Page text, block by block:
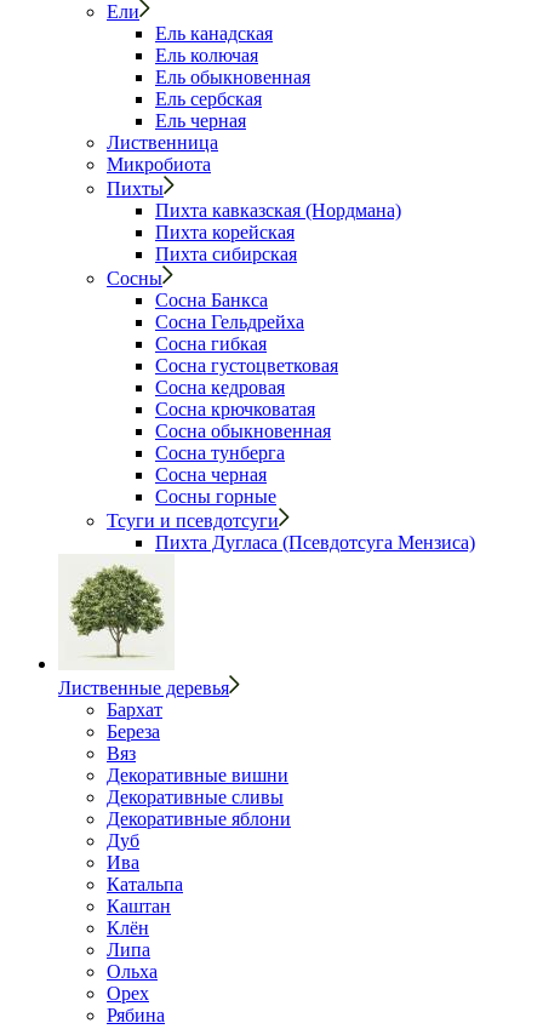
Ели
Ель канадская
Ель колючая
Ель обыкновенная
Ель сербская
Ель черная
Лиственница
Микробиота
Пихты
Пихта кавказская (Нордмана)
Пихта корейская
Пихта сибирская
Сосны
Сосна Банкса
Сосна Гельдрейха
Сосна гибкая
Сосна густоцветковая
Сосна кедровая
Сосна крючковатая
Сосна обыкновенная
Сосна тунберга
Сосна черная
Сосны горные
Тсуги и псевдотсуги
Пихта Дугласа (Псевдотсуга Мензиса)
Лиственные деревья
Бархат
Береза
Вяз
Декоративные вишни
Декоративные сливы
Декоративные яблони
Дуб
Ива
Катальпа
Каштан
Клён
Липа
Ольха
Орех
Рябина